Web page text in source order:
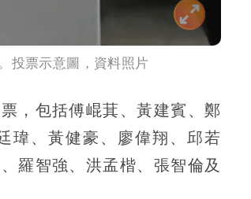
投票示意圖，資料照片
，包括傅崐萁、黃建賓、鄭
瑋、黃健豪、廖偉翔、邱若
羅智強、洪孟楷、張智倫及